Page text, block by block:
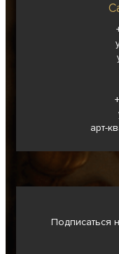
арт-
Подписаться